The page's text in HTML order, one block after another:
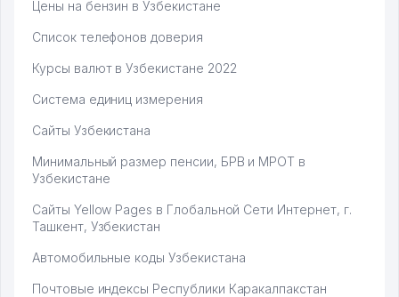
Цены на бензин в Узбекистане
Список телефонов доверия
Курсы валют в Узбекистане 2022
Система единиц измерения
Сайты Узбекистана
Минимальный размер пенсии, БРВ и МРОТ в
Узбекистане
Сайты Yellow Pages в Глобальной Сети Интернет, г.
Ташкент, Узбекистан
Автомобильные коды Узбекистана
Почтовые индексы Республики Каракалпакстан